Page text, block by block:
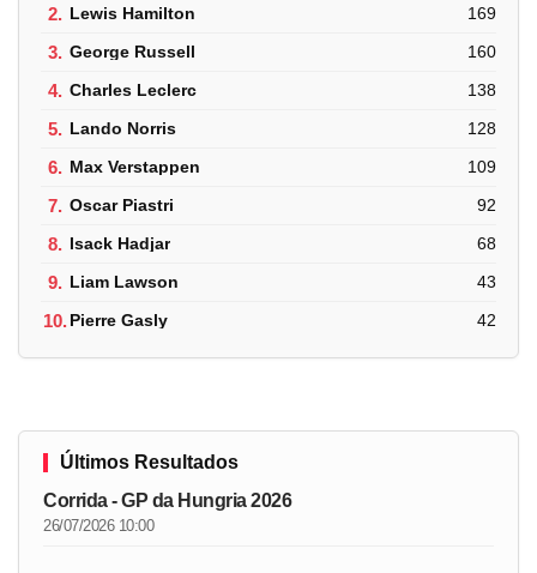
2. Lewis Hamilton 169
3. George Russell 160
4. Charles Leclerc 138
5. Lando Norris 128
6. Max Verstappen 109
7. Oscar Piastri 92
8. Isack Hadjar 68
9. Liam Lawson 43
10.Pierre Gasly 42
Últimos Resultados
Corrida - GP da Hungria 2026
26/07/2026 10:00